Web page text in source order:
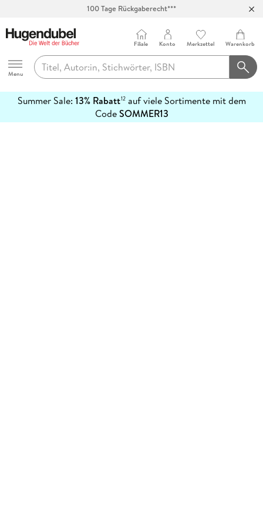
100 Tage Rückgaberecht***
Hugendubel
Menu
Filiale Konto Merkzettel Warenkorb
Summer Sale: 13% Rabatt12auf viele Sortimente mit dem
CodeSOMMER13
erfahren